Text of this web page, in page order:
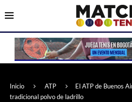
Inicio ATP
El ATP de Buenos
tradicional polvo de ladrillo